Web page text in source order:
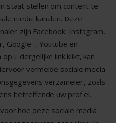
staat stellen om content te
media kanalen. Deze
zijn Facebook, Instagram,
Google+, Youtube en
u dergelijke link klikt, kan
vermelde sociale media
verzamelen, zoals
betreffende uw profiel.
hoe deze sociale media